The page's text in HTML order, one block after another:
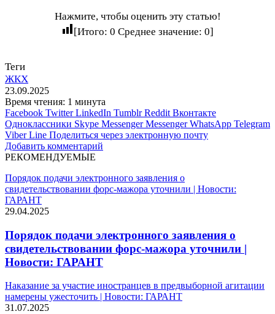
Нажмите, чтобы оценить эту статью!
[Итого: 0 Среднее значение: 0]
Теги
ЖКХ
23.09.2025
Время чтения: 1 минута
Facebook Twitter LinkedIn Tumblr Reddit Вконтакте
Одноклассники Skype Messenger Messenger WhatsApp Telegram
Viber Line Поделиться через электронную почту
Добавить комментарий
РЕКОМЕНДУЕМЫЕ
Порядок подачи электронного заявления о
свидетельствовании форс-мажора уточнили | Новости:
ГАРАНТ
29.04.2025
Порядок подачи электронного заявления о
свидетельствовании форс-мажора уточнили |
Новости: ГАРАНТ
Наказание за участие иностранцев в предвыборной агитации
намерены ужесточить | Новости: ГАРАНТ
31.07.2025